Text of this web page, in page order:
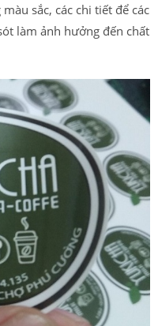
sắc, các chi tiết để các
làm ảnh hưởng đến chất